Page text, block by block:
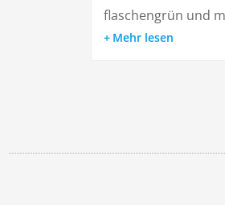
flaschengrün und
Mehr lesen